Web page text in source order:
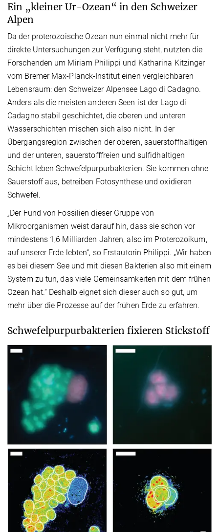
Ein „kleiner Ur-Ozean“ in den Schweizer
Alpen
Da der proterozoische Ozean nun einmal nicht mehr für
direkte Untersuchungen zur Verfügung steht, nutzten die
Forschenden um Miriam Philippi und Katharina Kitzinger
vom Bremer Max-Planck-Institut einen vergleichbaren
Lebensraum: den Schweizer Alpensee Lago di Cadagno.
Anders als die meis­ten anderen Seen ist der Lago di
Cadagno stabil geschichtet, die oberen und unteren
Wasserschichten mischen sich also nicht. In der
Übergangsregion zwischen der oberen, sauerstoffhaltigen
und der unteren, sauerstofffreien und sulfidhaltigen
Schicht leben Schwefelpurpurbakterien. Sie kommen ohne
Sauerstoff aus, betreiben Fotosynthese und oxidieren
Schwefel.
„Der Fund von Fossilien dieser Gruppe von
Mikroorganismen weist darauf hin, dass sie schon vor
mindestens 1,6 Milliarden Jahren, also im Proterozoikum,
auf unserer Erde lebten“, so Erstautorin Philippi. „Wir haben
es bei diesem See und mit diesen Bakterien also mit einem
System zu tun, das viele Gemeinsamkeiten mit dem frühen
Ozean hat.“ Deshalb eignet sich dieser auch so gut, um
mehr über die Prozesse auf der frühen Erde zu erfahren.
Schwefelpurpurbakterien fixieren Stickstoff